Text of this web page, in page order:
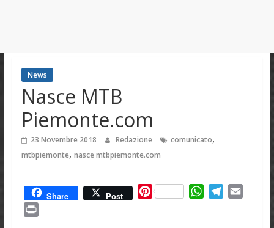
News
Nasce MTB
Piemonte.com
23 Novembre 2018 Redazione comunicato,
mtbpiemonte, nasce mtbpiemonte.com
Share Post
P
W